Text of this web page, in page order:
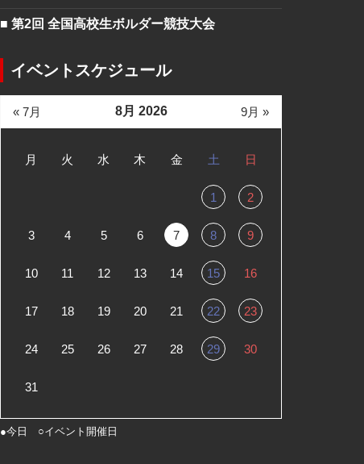
■ 第2回 全国高校生ボルダー競技大会
イベントスケジュール
8月 2026
月 火 水 木 金 土 日
1 2
3 4 5 6 7 8 9
10 11 12 13 14 15 16
17 18 19 20 21 22 23
24 25 26 27 28 29 30
31
« 7月 9月 »
●今日 ○イベント開催日